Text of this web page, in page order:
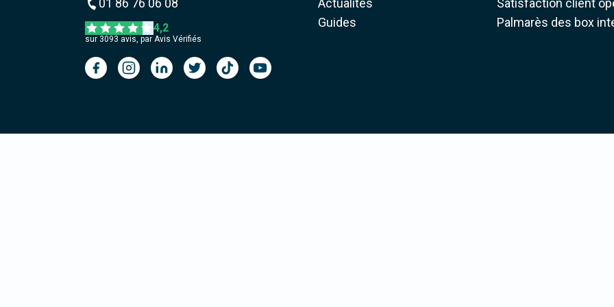
01 86 76 06 08
4,2
sur 3093 avis, par Avis Vérifiés
Actualités
Guides
Satisfaction client
Palmarès des box